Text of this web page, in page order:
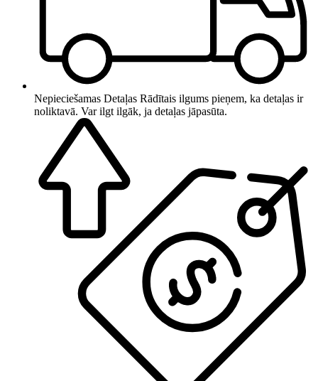
Nepieciešamas Detaļas Rādītais ilgums pieņem, ka detaļas ir
noliktavā. Var ilgt ilgāk, ja detaļas jāpasūta.